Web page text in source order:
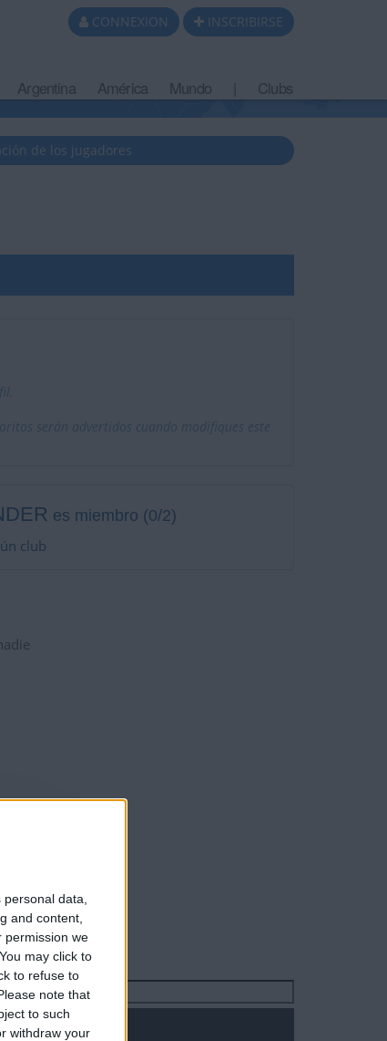
data,
and content,
permission we
may click to
to refuse to
note that
to such
withdraw your
CONNEXION INSCRIBIRSE
Argentina América Mundo Clubs
de los jugadores
serán advertidos cuando modifiques este
es miembro (0/2)
club
Buscar: